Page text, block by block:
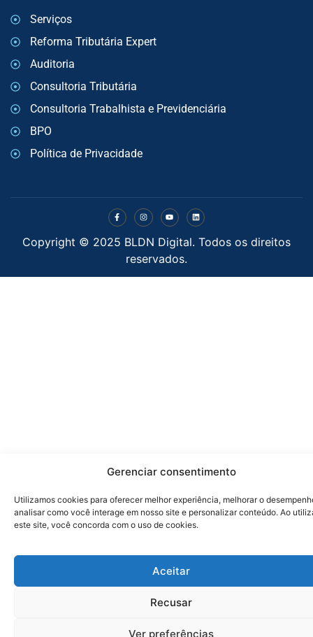
Gerenciar consentimento
Utilizamos cookies para oferecer melhor experiência, melhorar o
analisar como você interage em nosso site e personalizar conteúdo. Ao
este site, você concorda com o uso de cookies.
Aceitar
Recusar
Ver preferências
Serviços
Reforma Tributária Expert
Auditoria
Consultoria Tributária
Consultoria Trabalhista e Previdenciária
BPO
Política de Privacidade
Copyright © 2025 BLDN Digital. Todos os direitos
reservados.